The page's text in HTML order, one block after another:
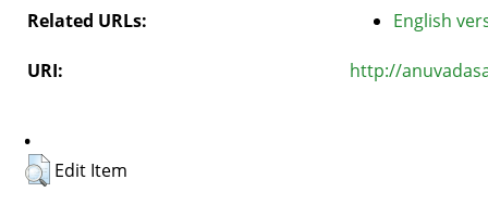
Related URLs: English
URI: http://
.
Edit Item